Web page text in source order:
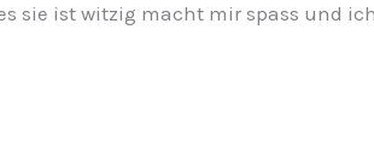
sie ist witzig macht mir spass und